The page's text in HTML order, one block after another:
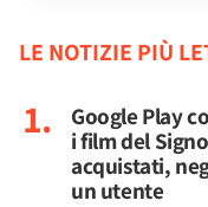
LE NOTIZIE PIÙ
Google Play
i film del
acquistati,
un utente